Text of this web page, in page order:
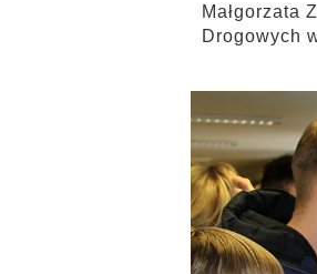
Małgorzata
Drogowych